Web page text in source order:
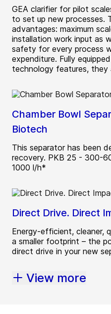
GEA clarifier for pilot
to set up new processes.
advantages: maximum
installation work input as
safety for every process
expenditure. Fully
technology features, they
Chamber Bowl
Biotech
This separator has been
recovery. PKB 25 - 300-
1000 l/h*
Direct Drive. Direct
Energy-efficient, cleaner,
a smaller footprint – the
direct drive in your new
View more